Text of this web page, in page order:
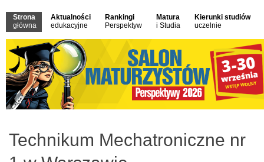
Strona
główna
Aktualności
edukacyjne
Rankingi
Perspektyw
Matura
i Studia
Kierunki studiów
uczelnie
Technikum Mechatroniczne nr